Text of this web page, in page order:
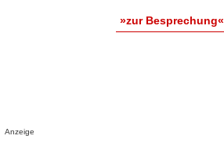
»zur Besprechung«
Anzeige